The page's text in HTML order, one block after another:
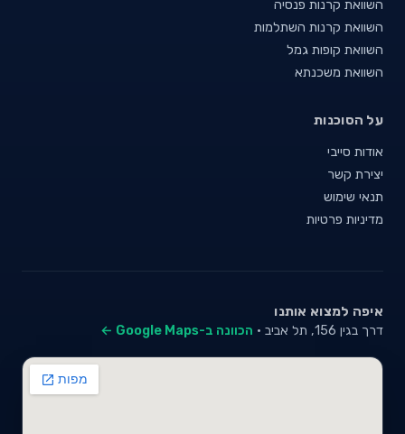
השוואת קרנות פנסיה
השוואת קרנות השתלמות
השוואת קופות גמל
השוואת משכנתא
על הסוכנות
אודות סייבי
יצירת קשר
תנאי שימוש
מדיניות פרטיות
איפה למצוא אותנו
דרך בגין 156, תל אביב · הכוונה ב-Google Maps ←